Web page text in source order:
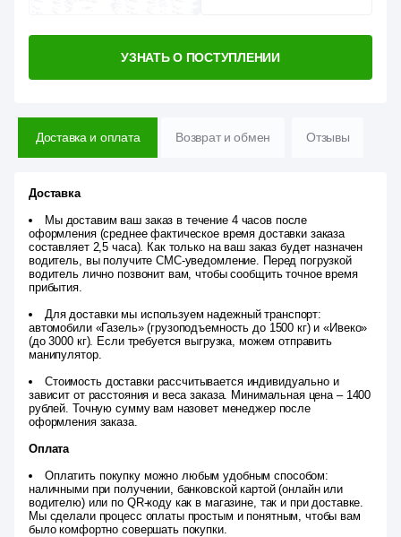
УЗНАТЬ О ПОСТУПЛЕНИИ
Доставка и оплата Возврат и обмен Отзывы
Доставка
Мы доставим ваш заказ в течение 4 часов после
оформления (среднее фактическое время доставки заказа
составляет 2,5 часа). Как только на ваш заказ будет назначен
водитель, вы получите СМС-уведомление. Перед погрузкой
водитель лично позвонит вам, чтобы сообщить точное время
прибытия.
Для доставки мы используем надежный транспорт:
автомобили «Газель» (грузоподъемность до 1500 кг) и «Ивеко»
(до 3000 кг). Если требуется выгрузка, можем отправить
манипулятор.
Стоимость доставки рассчитывается индивидуально и
зависит от расстояния и веса заказа. Минимальная цена – 1400
рублей. Точную сумму вам назовет менеджер после
оформления заказа.
Оплата
Оплатить покупку можно любым удобным способом:
наличными при получении, банковской картой (онлайн или
водителю) или по QR-коду как в магазине, так и при доставке.
Мы сделали процесс оплаты простым и понятным, чтобы вам
было комфортно совершать покупки.